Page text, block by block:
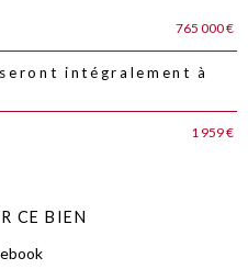
765 000 €
intégralement à
1 959 €
CE BIEN